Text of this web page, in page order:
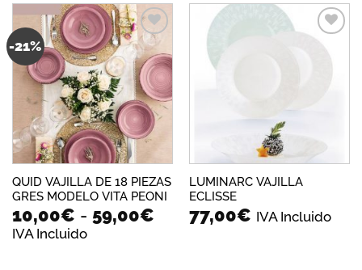
8,00€
hasta
46,00€
-21%
Añadir
a la
lista de
deseos
QUID VAJILLA DE 18 PIEZAS
GRES MODELO VITA PEONI
10,00€ - 59,00€Rango
IVA Incluido
Añadir
a la
LUMINARC VAJILLA
ECLISSE
77,00€ IVA Incluido